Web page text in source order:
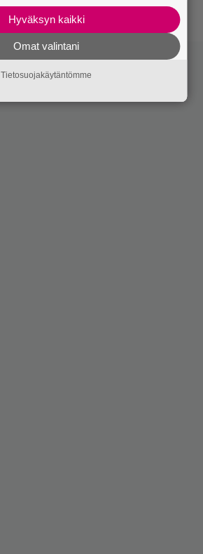
Anssi Eriksson
Hyväksyn kaikki
Omat valintani
Tietosuojakäytäntömme